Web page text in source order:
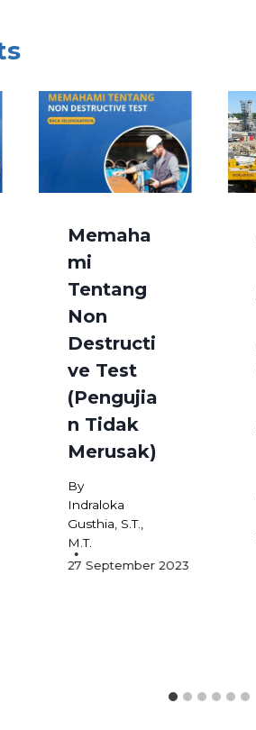
Memaha
mi
Tentang
Non
Destructi
ve Test
(Pengujia
n Tidak
Merusak)
By
Indraloka
Gusthia, S.T.,
M.T.
27 September 2023